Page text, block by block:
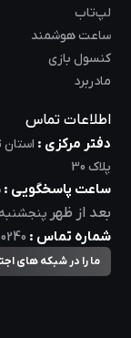
لپ‌تاب
ساعت هوشمند
کنسول بازی
مادربرد
اطلاعات تماس
دفتر مرکزی : استان
پلاک 30
ساعت پاسخگویی :
بعد از ظهر
شماره تماس :
ما را در شبکه های